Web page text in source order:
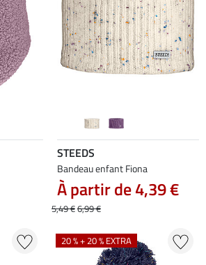
STEEDS
Bandeau enfant Fiona
À partir de 4,39 €
5,49 €6,99 €
20 % + 20 % EXTRA